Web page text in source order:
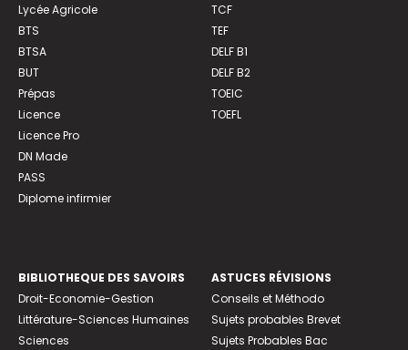
Lycée Agricole
BTS
BTSA
BUT
Prépas
Licence
Licence Pro
DN Made
PASS
Diplome infirmier
TCF
TEF
DELF B1
DELF B2
TOEIC
TOEFL
BIBLIOTHEQUE DES SAVOIRS
Droit-Economie-Gestion
Littérature-Sciences Humaines
Sciences
ASTUCES RÉVISIONS
Conseils et Méthodo
Sujets probables Brevet
Sujets Probables Bac